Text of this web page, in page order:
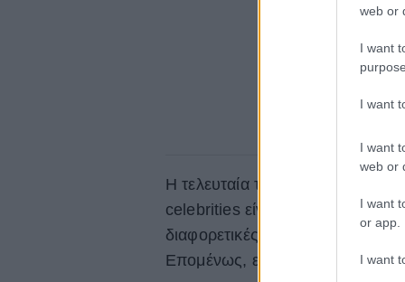
web or
I want
I want
I want
web or
I want
or app.
I want
Η τελευταία τάση στη φροντίδα
celebrities είναι το skincare
διαφορετικές διαδικασίες - τα
Επομένως, είναι η τέλεια